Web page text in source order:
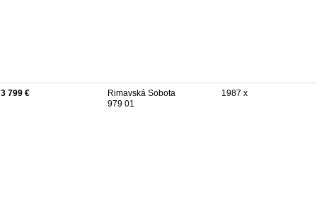
3 799 €
Rimavská Sobota
979 01
1987 x